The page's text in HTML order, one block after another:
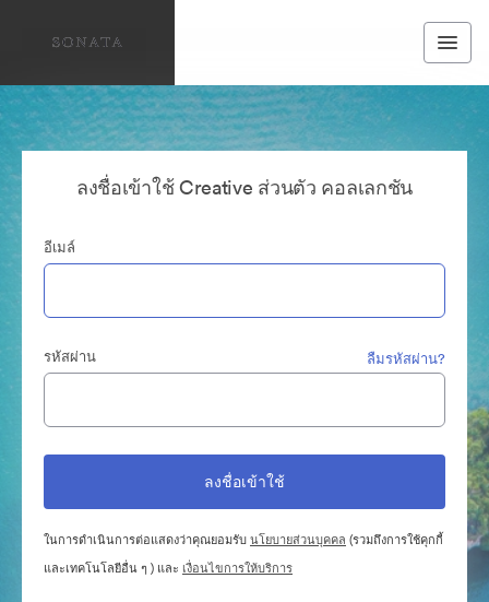
ลงชื่อเข้าใช้ Creative ส่วนตัว คอลเลกชัน
อีเมล์
รหัสผ่าน ลืมรหัสผ่าน?
ในการดำเนินการต่อแสดงว่าคุณยอมรับนโยบายส่วนบุคคล (รวมถึงการใช้คุกกี้
และเทคโนโลยีอื่น ๆ ) และ เงื่อนไขการให้บริการ